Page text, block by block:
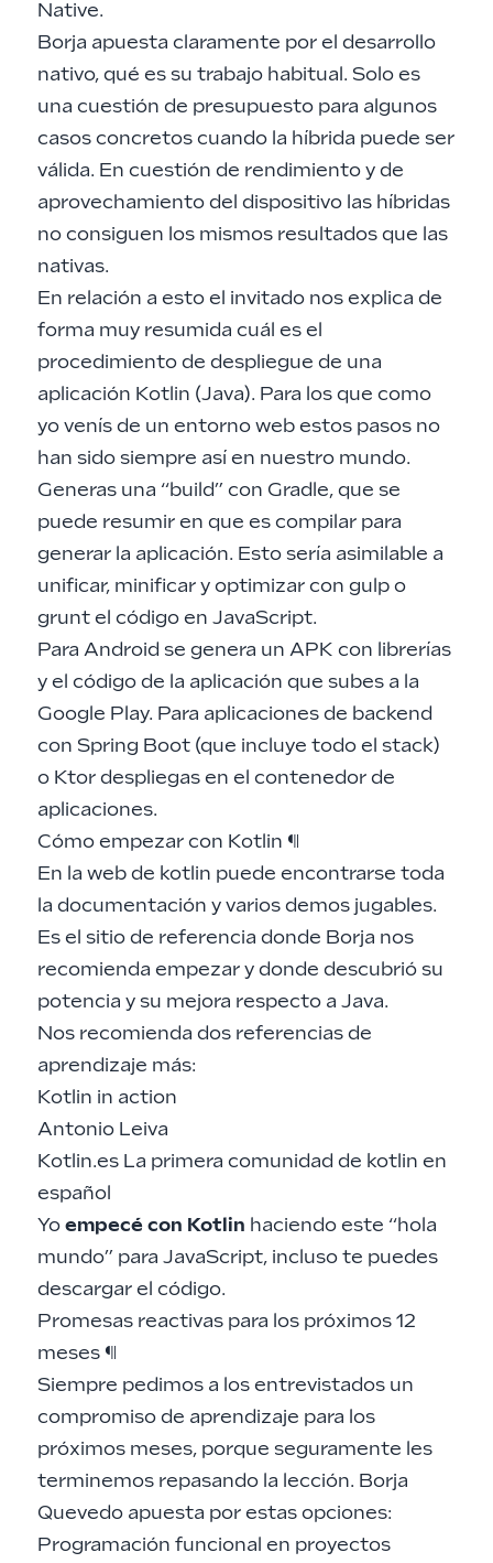
Native.
Borja apuesta claramente por el desarrollo
nativo, qué es su trabajo habitual. Solo es
una cuestión de presupuesto para algunos
casos concretos cuando la híbrida puede ser
válida. En cuestión de rendimiento y de
aprovechamiento del dispositivo las híbridas
no consiguen los mismos resultados que las
nativas.
En relación a esto el invitado nos explica de
forma muy resumida cuál es el
procedimiento de despliegue de una
aplicación Kotlin (Java). Para los que como
yo venís de un entorno web estos pasos no
han sido siempre así en nuestro mundo.
Generas una “build” con Gradle, que se
puede resumir en que es compilar para
generar la aplicación. Esto sería asimilable a
unificar, minificar y optimizar con gulpo
gruntel código en JavaScript.
Para Android se genera un APK con librerías
y el código de la aplicación que subes a la
Google Play. Para aplicaciones de backend
con Spring Boot(que incluye todo el stack)
o Ktordespliegas en el contenedor de
aplicaciones.
Cómo empezar con Kotlin ¶
En la web de kotlin puede encontrarse toda
la documentación y varios demos jugables.
Es el sitio de referencia donde Borja nos
recomienda empezar y donde descubrió su
potencia y su mejora respecto a Java.
Nos recomienda dos referencias de
aprendizaje más:
Kotlin in action
Antonio Leiva
Kotlin.esLa primera comunidad de kotlin en
español
Yo empecé con Kotlin haciendo este “hola
mundo” para JavaScript,incluso te puedes
descargar el código.
Promesas reactivas para los próximos 12
meses ¶
Siempre pedimos a los entrevistados un
compromiso de aprendizaje para los
próximos meses, porque seguramente les
terminemos repasando la lección. Borja
Quevedo apuesta por estas opciones:
Programación funcional en proyectos